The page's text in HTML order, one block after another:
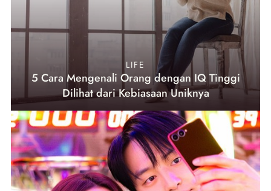
LIFE
5 Cara Mengenali Orang dengan IQ Tinggi
Dilihat dari Kebiasaan Uniknya